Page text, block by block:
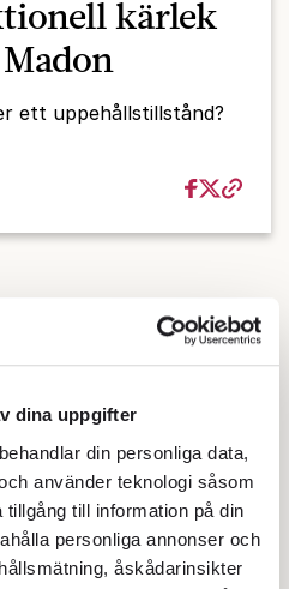
dina uppgifter
behandlar din personliga data,
använder teknologi såsom
till information på din
personliga annonser och
åskådarinsikter
kärlek
ett uppehållstillstånd?